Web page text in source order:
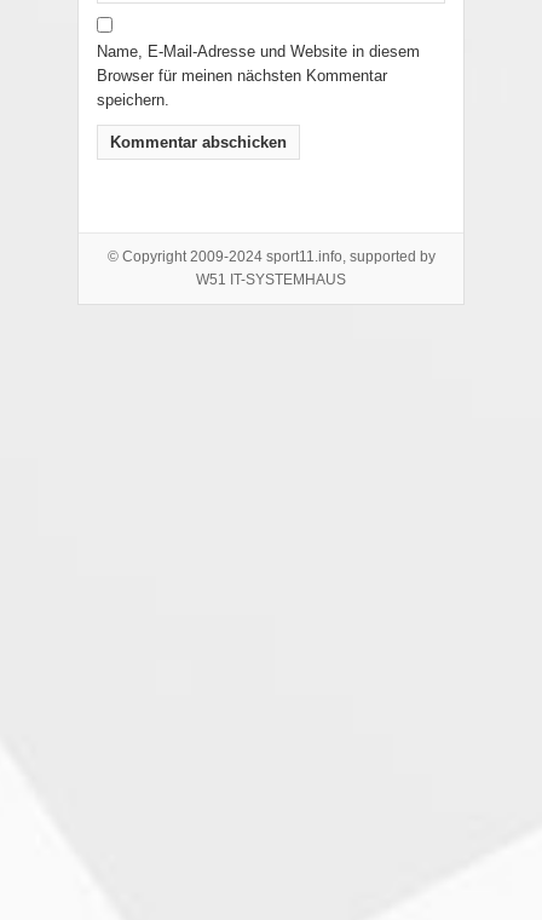
Name, E-Mail-Adresse und Website in diesem
Browser für meinen nächsten Kommentar
speichern.
© Copyright 2009-2024 sport11.info, supported by
W51 IT-SYSTEMHAUS